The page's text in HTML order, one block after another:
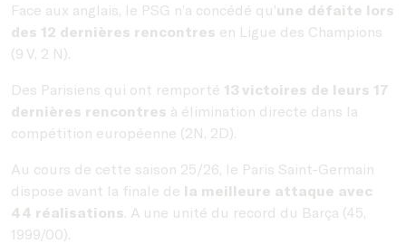
Face aux anglais, le PSG n’a concédé qu’une défaite lors
des 12 dernières rencontres en Ligue des Champions
(9 V, 2 N).
Des Parisiens qui ont remporté 13 victoires de leurs 17
dernières rencontres à élimination directe dans la
compétition européenne (2N, 2D).
Au cours de cette saison 25/26, le Paris Saint-Germain
dispose avant la finale de la meilleure attaque avec
44 réalisations. A une unité du record du Barça (45,
1999/00).